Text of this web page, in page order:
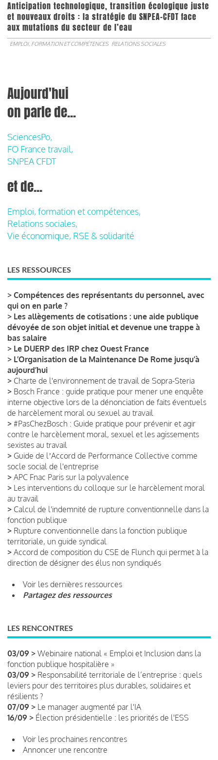
Anticipation technologique, transition écologique juste
et nouveaux droits : la stratégie du SNPEA-CFDT face
aux mutations du secteur de l’eau
EMPLOI, FORMATION ET COMPÉTENCES RELATIONS SOCIALES
Aujourd'hui
on parle de...
SciencesPo,
FO France travail,
SNPEA CFDT
et de...
Emploi, formation et compétences,
Relations sociales,
Vie économique, RSE & solidarité
LES RESSOURCES
> Compétences des représentants du personnel, avec
qui on en parle ?
> Les allègements de cotisations : une aide publique
dévoyée de son objet initial et devenue une trappe à
bas salaire
> Le DUERP des IRP chez Ouest France
> L’Organisation de la Maintenance De Rome jusqu’à
aujourd’hui
> Charte de l'environnement de travail de Sopra-Steria
> Bosch France : guide pratique pour mener une enquête
interne objective lors de la dénonciation de faits éventuels
de harcèlement moral ou sexuel au travail
> #PasChezBosch : Guide pratique pour prévenir et agir
contre le harcèlement moral, sexuel et les agissements
sexistes au travail
> Guide de lʼAccord de Performance Collective comme
socle social de l'entreprise
> APC Fnac Paris sur la polyvalence
> Les interventions du colloque sur le harcèlement moral
au travail
> Calcul de l'indemnité de rupture conventionnelle dans la
fonction publique
> Rupture conventionnelle dans la fonction publique
territoriale, un guide syndical
> Accord de composition du CSE de Flunch qui permet à la
direction de désigner des élus non syndiqués
Voir les dernières ressources
Partagez des ressources
LES RENCONTRES
03/09 > Webinaire national « Emploi et Inclusion dans la
fonction publique hospitalière »
03/09 > Responsabilité territoriale de l’entreprise : quels
leviers pour des territoires plus durables, solidaires et
résilients ?
07/09 > Le manager augmenté par l'IA
16/09 > Élection présidentielle : les priorités de l'ESS
Voir les prochaines rencontres
Annoncer une rencontre